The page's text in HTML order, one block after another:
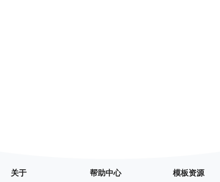
关于 帮助中心 模板资源